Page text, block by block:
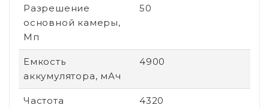
Разрешение
основной камеры,
Мп
50
Емкость
аккумулятора, мАч
4900
Частота
4320